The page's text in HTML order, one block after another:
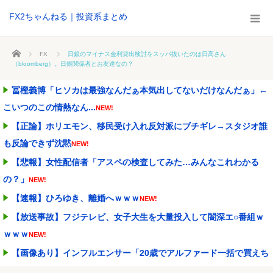
FX2ちゃんねる｜投資系まとめ
ホーム FX
日銀のマイナス金利貸出検討をスッパ抜いたのは日高さん
（bloomberg）。日銀関係者とお友達なの？
冨樫義博「ヒソカは最強なんだぁ本気出してないだけなんだぁ」←
こいつのこの情熱なん...NEW!
【正論】ホリエモン、移民受け入れ反対派にブチギレ→スタジオ誰
も反論できず沈黙NEW!
【悲報】女性配信者「アスペの検査してみた…みんなこれわかる
の？」 NEW!
【速報】ひろゆき、離婚へｗｗｗNEW!
【放送事故】フジテレビ、女子大生を大量投入して闇深エ○番組ｗ
ｗｗｗNEW!
【画像あり】インフルエンサー「20歳でアルファード一括で買えち